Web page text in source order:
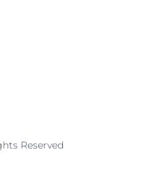
Reserved